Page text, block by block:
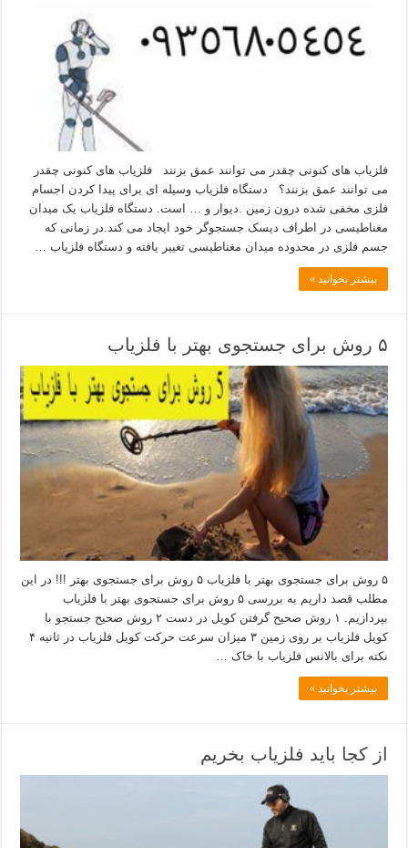
فلزیاب های کنونی چقدر می توانند عمق بزنند فلزیاب های کنونی چقدر
می توانند عمق بزنند؟ دستگاه فلزیاب وسیله ای برای پیدا کردن اجسام
فلزی مخفی شده درون زمین .دیوار و … است. دستگاه فلزیاب یک میدان
مغناطیسی در اطراف دیسک جستجوگر خود ایجاد می کند.در زمانی که
جسم فلزی در محدوده میدان مغناطیسی تغییر یافته و دستگاه فلزیاب …
بیشتر بخوانید »
۵ روش برای جستجوی بهتر با فلزیاب
۵ روش برای جستجوی بهتر با فلزیاب ۵ روش برای جستجوی بهتر !!! در این
مطلب قصد داریم به بررسی ۵ روش برای جستجوی بهتر با فلزیاب
بپردازیم. ۱ روش صحیح گرفتن کویل در دست ۲ روش صحیح جستجو با
کویل فلزیاب بر روی زمین ۳ میزان سرعت حرکت کویل فلزیاب در ثانیه ۴
نکته برای بالانس فلزیاب با خاک …
بیشتر بخوانید »
از کجا باید فلزیاب بخریم